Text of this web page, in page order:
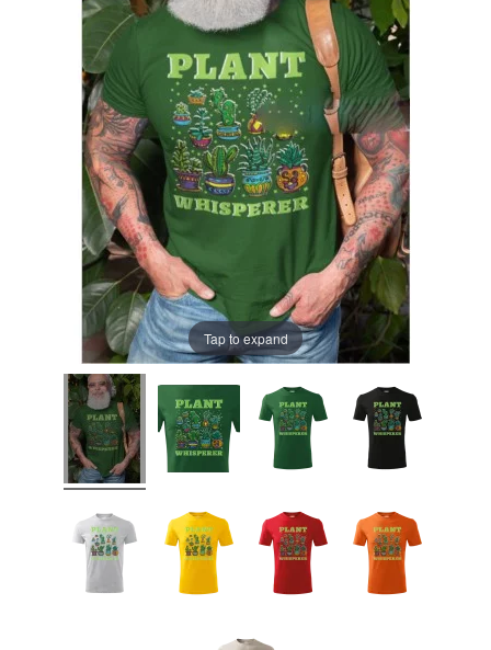
Tap to expand